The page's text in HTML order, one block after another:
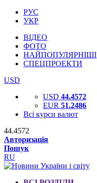
РУС
УКР
ВІДЕО
ФОТО
НАЙПОПУЛЯРНІШІ
СПЕЦПРОЕКТИ
USD
USD 44.4572
EUR 51.2486
Всі курси валют
44.4572
Авторизація
Пошук
RU